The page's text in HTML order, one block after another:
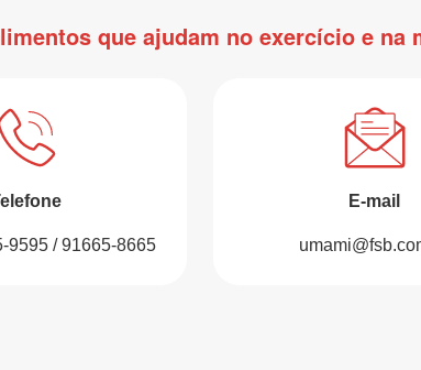
que ajudam no exercício e na
9595 / 91665-8665
E-mail